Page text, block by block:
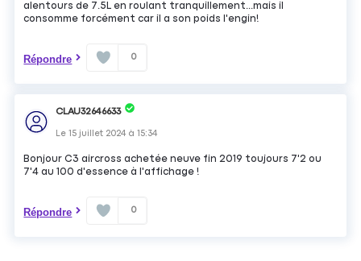
alentours de 7.5L en roulant tranquillement...mais il
consomme forcément car il a son poids l'engin!
Répondre 0
CLAU32646633
Le15 juillet 2024 à15:34
Bonjour C3 aircross achetée neuve fin 2019 toujours 7'2 ou
7'4 au 100 d'essence à l'affichage !
Répondre 0